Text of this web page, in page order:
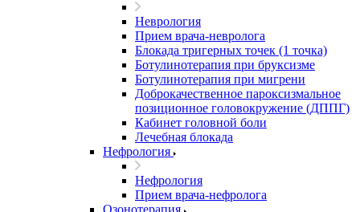
Неврология
Прием врача-невролога
Блокада тригерных точек (1 точка)
Ботулинотерапия при бруксизме
Ботулинотерапия при мигрени
Доброкачественное пароксизмальное
позиционное головокружение (ДППГ)
Кабинет головной боли
Лечебная блокада
Нефрология
Нефрология
Прием врача-нефролога
Озонотерапия